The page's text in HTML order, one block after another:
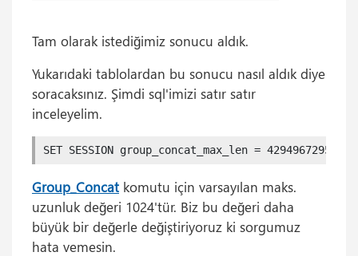
Tam olarak istediğimiz sonucu aldık.
Yukarıdaki tablolardan bu sonucu nasıl aldık diye
soracaksınız. Şimdi sql'imizi satır satır
inceleyelim.
SET SESSION group_concat_max_len = 4294967295;
Group_Concat komutu için varsayılan maks.
uzunluk değeri 1024'tür. Biz bu değeri daha
büyük bir değerle değiştiriyoruz ki sorgumuz
hata vemesin.